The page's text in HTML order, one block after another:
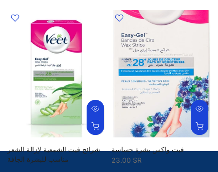
شرائح فيت الشمعية لإزالة الشعر
مناسب للبشرة الجافة
فيت واكس بشرة حساسة
23.00 SR